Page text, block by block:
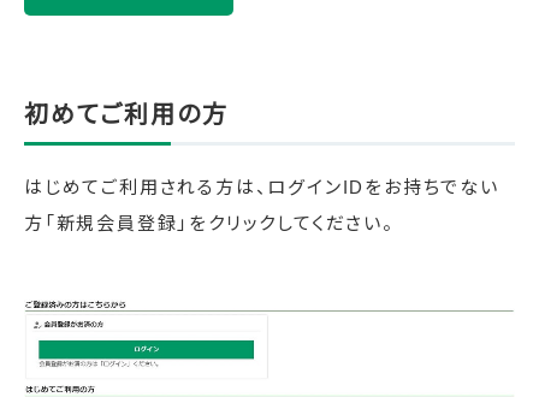
初めてご利用の方
はじめてご利用される方は、ログインIDをお持ちでない
方「新規会員登録」をクリックしてください。